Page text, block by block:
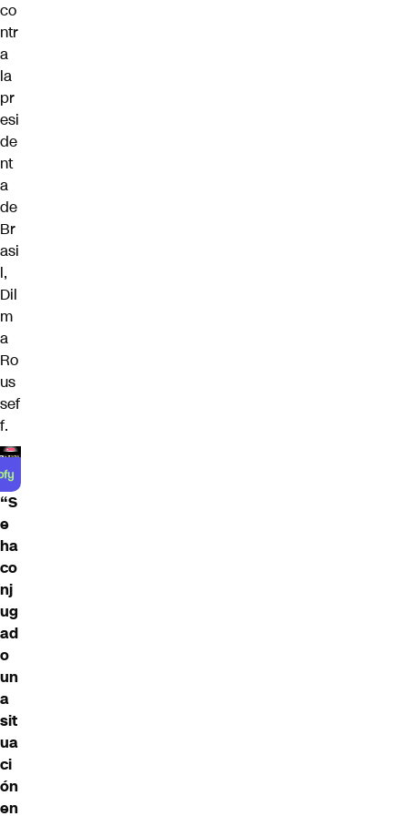
co
ntr
a
la
pr
esi
de
nt
a
de
Br
asi
l,
Dil
m
a
Ro
us
sef
f.
“S
e
ha
co
nj
ug
ad
o
un
a
sit
ua
ci
ón
en